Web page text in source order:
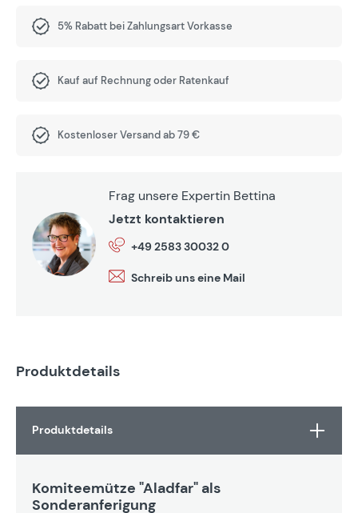
5% Rabatt bei Zahlungsart Vorkasse
Kauf auf Rechnung oder Ratenkauf
Kostenloser Versand ab 79 €
Frag unsere Expertin Bettina
Jetzt kontaktieren
+49 2583 30032 0
Schreib uns eine Mail
Produktdetails
Produktdetails
Komiteemütze "Aladfar" als
Sonderanferigung